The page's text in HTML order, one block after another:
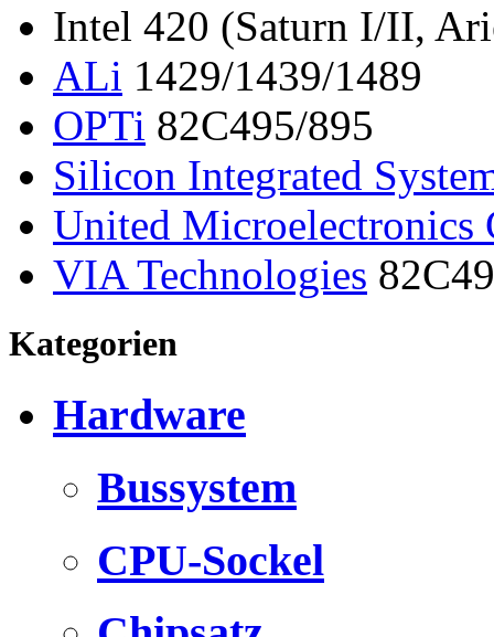
Intel 420 (Saturn I/II,
ALi 1429/1439/1489
OPTi 82C495/895
Silicon Integrated
United Microelectronics
VIA Technologies
Kategorien
Hardware
Bussystem
CPU-Sockel